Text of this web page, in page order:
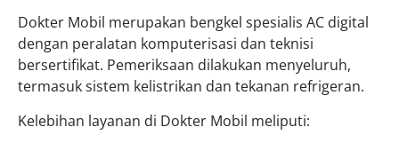
Dokter Mobil merupakan bengkel spesialis AC digital
dengan peralatan komputerisasi dan teknisi
bersertifikat. Pemeriksaan dilakukan menyeluruh,
termasuk sistem kelistrikan dan tekanan refrigeran.
Kelebihan layanan di Dokter Mobil meliputi: